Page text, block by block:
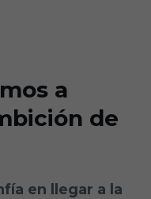
a
de
en llegar a la